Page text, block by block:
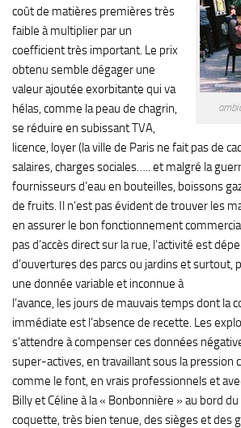
coût de matières premières très
faible à multiplier par un
coefficient très important. Le prix
obtenu semble dégager une
valeur ajoutée exorbitante qui va
hélas, comme la peau de chagrin,
se réduire en subissant TVA,
licence, loyer (la ville de Paris ne fait pas de
salaires, charges sociales….. et malgré la
fournisseurs d’eau en bouteilles, boissons
de fruits. Il n’est pas évident de trouver les
en assurer le bon fonctionnement
pas d’accès direct sur la rue, l’activité est
d’ouvertures des parcs ou jardins et surtout,
une donnée variable et inconnue à
l’avance, les jours de mauvais temps dont la
immédiate est l’absence de recette. Les
s’attendre à compenser ces données
super-actives, en travaillant sous la pression
comme le font, en vrais professionnels et
Billy et Céline à la « Bonbonnière » au bord
coquette, très bien tenue, des sièges et des